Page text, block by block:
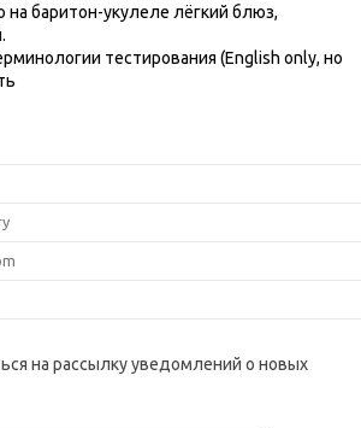
на баритон-укулеле лёгкий блюз,
тестирования (English only, но
на рассылку уведомлений о новых